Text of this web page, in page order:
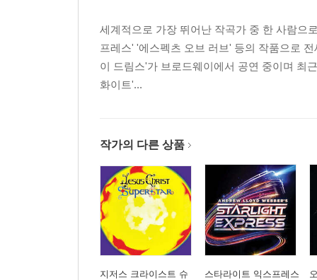
세계적으로 가장 뛰어난 작곡가 중 한 사람으
프레스' '에스펙츠 오브 러브' 등의 작품으로
이 드림스'가 브로드웨이에서 공연 중이며 최
화이트'...
작가의 다른 상품
지저스 크라이스트 슈
스타라이트 익스프레스